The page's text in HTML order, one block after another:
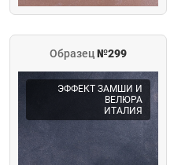
Образец№299
ЭФФЕКТ ЗАМШИ И
ВЕЛЮРА
ИТАЛИЯ